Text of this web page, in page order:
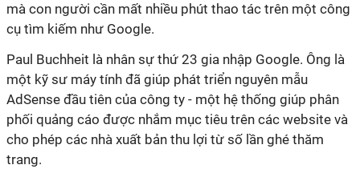
mà con người cần mất nhiều phút thao tác trên một công
cụ tìm kiếm như Google.
Paul Buchheit là nhân sự thứ 23 gia nhập Google. Ông là
một kỹ sư máy tính đã giúp phát triển nguyên mẫu
AdSense đầu tiên của công ty - một hệ thống giúp phân
phối quảng cáo được nhắm mục tiêu trên các website và
cho phép các nhà xuất bản thu lợi từ số lần ghé thăm
trang.